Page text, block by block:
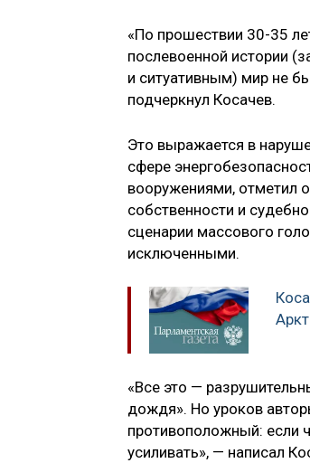
«По прошествии 30-35
послевоенной истории
и ситуативным) мир не
подчеркнул Косачев.
Это выражается в
сфере
вооружениями, отметил
собственности и
сценарии массового
исключенными.
«Все это —
дождя». Но уроков
противоположный: если
усиливать», — написал